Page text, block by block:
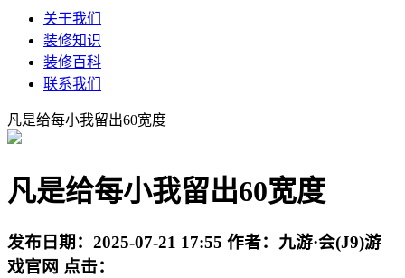
关于我们
装修知识
装修百科
联系我们
凡是给每小我留出60宽度
凡是给每小我留出60宽度
发布日期： 2025-07-21 17:55 作者： 九游·会(J9)游
戏官网 点击：